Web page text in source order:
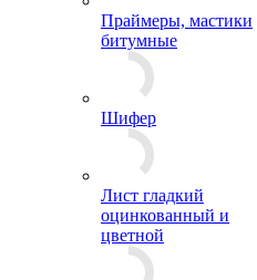
Праймеры, мастики
битумные
Шифер
Лист гладкий
оцинкованный и
цветной